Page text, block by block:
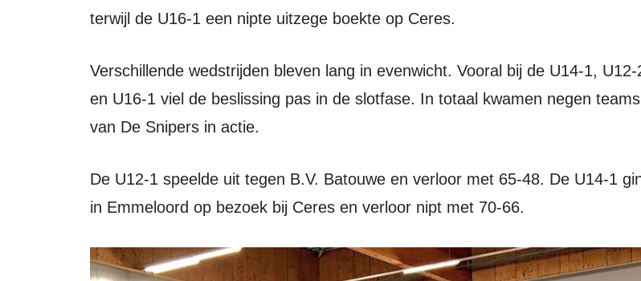
terwijl de U16-1 een nipte uitzege boekte op Ceres.
Verschillende wedstrijden bleven lang in evenwicht. Vooral bij de U14-1, U12-2
en U16-1 viel de beslissing pas in de slotfase. In totaal kwamen negen teams
van De Snipers in actie.
De U12-1 speelde uit tegen B.V. Batouwe en verloor met 65-48. De U14-1 ging
in Emmeloord op bezoek bij Ceres en verloor nipt met 70-66.